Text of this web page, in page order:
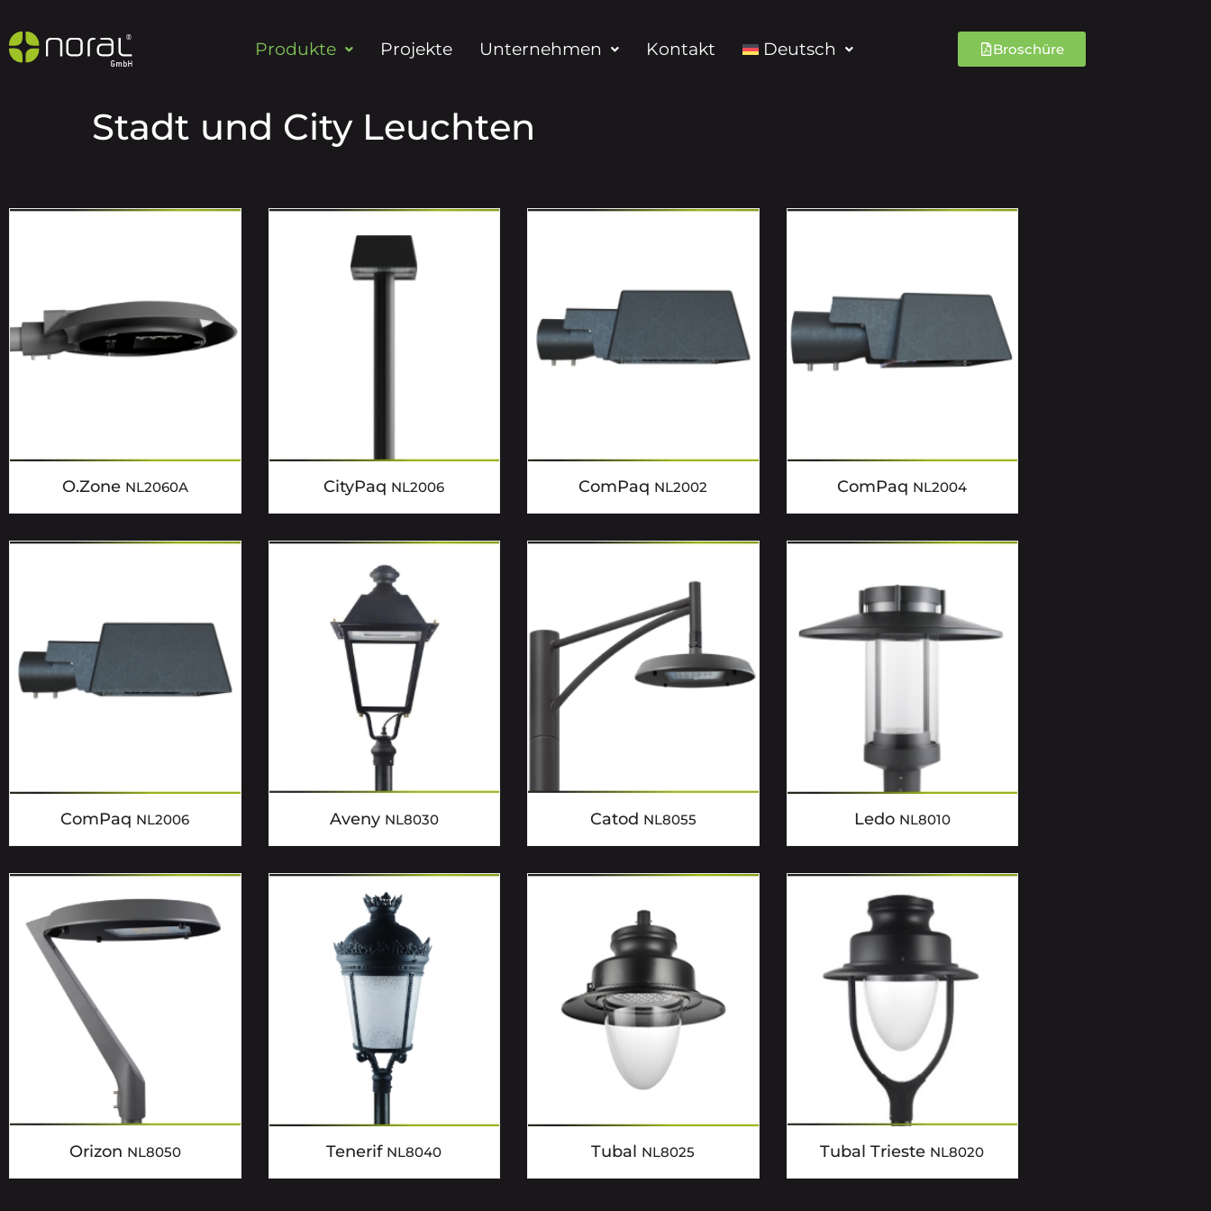
Produkte Projekte Unternehmen Kontakt Deutsch Broschüre
Stadt und City Leuchten
O.Zone NL2060A CityPaq NL2006 ComPaq NL2002 ComPaq NL2004
ComPaq NL2006 Aveny NL8030 Catod NL8055 Ledo NL8010
Orizon NL8050 Tenerif NL8040 Tubal NL8025 Tubal Trieste NL8020